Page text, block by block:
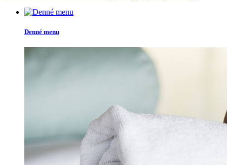
Denné menu